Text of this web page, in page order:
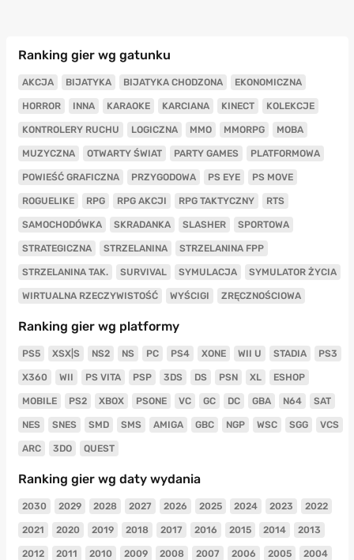
Ranking gier wg gatunku
AKCJA BIJATYKA BIJATYKA CHODZONA EKONOMICZNA
HORROR INNA KARAOKE KARCIANA KINECT KOLEKCJE
KONTROLERY RUCHU LOGICZNA MMO MMORPG MOBA
MUZYCZNA OTWARTY ŚWIAT PARTY GAMES PLATFORMOWA
POWIEŚĆ GRAFICZNA PRZYGODOWA PS EYE PS MOVE
ROGUELIKE RPG RPG AKCJI RPG TAKTYCZNY RTS
SAMOCHODÓWKA SKRADANKA SLASHER SPORTOWA
STRATEGICZNA STRZELANINA STRZELANINA FPP
STRZELANINA TAK. SURVIVAL SYMULACJA SYMULATOR ŻYCIA
WIRTUALNA RZECZYWISTOŚĆ WYŚCIGI ZRĘCZNOŚCIOWA
Ranking gier wg platformy
PS5 XSX|S NS2 NS PC PS4 XONE WII U STADIA PS3
X360 WII PS VITA PSP 3DS DS PSN XL ESHOP
MOBILE PS2 XBOX PSONE VC GC DC GBA N64 SAT
NES SNES SMD SMS AMIGA GBC NGP WSC SGG VCS
ARC 3DO QUEST
Ranking gier wg daty wydania
2030 2029 2028 2027 2026 2025 2024 2023 2022
2021 2020 2019 2018 2017 2016 2015 2014 2013
2012 2011 2010 2009 2008 2007 2006 2005 2004